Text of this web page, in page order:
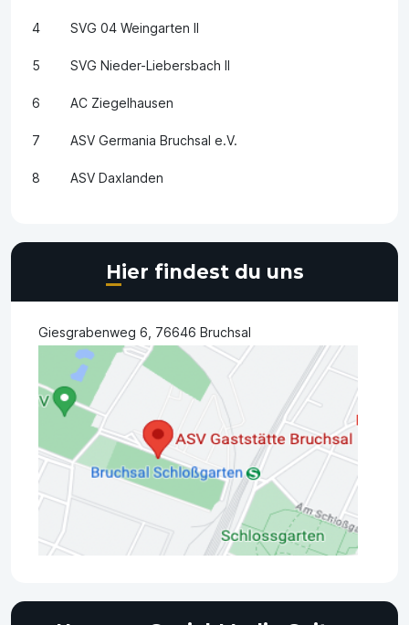
4 SVG 04 Weingarten II
5 SVG Nieder-Liebersbach II
6 AC Ziegelhausen
7 ASV Germania Bruchsal e.V.
8 ASV Daxlanden
Hier findest du uns
Giesgrabenweg 6, 76646 Bruchsal